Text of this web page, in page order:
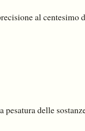
al centesimo
pesatura delle